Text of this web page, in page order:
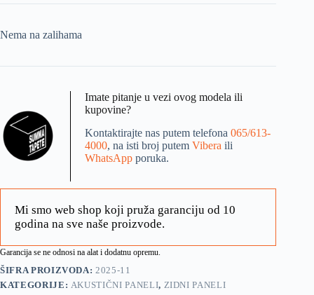
Nema na zalihama
Imate pitanje u vezi ovog modela ili
kupovine?
Kontaktirajte nas putem telefona 065/613-
4000, na isti broj putem Vibera ili
WhatsApp poruka.
Mi smo web shop koji pruža garanciju od 10
godina na sve naše proizvode.
Garancija se ne odnosi na alat i dodatnu opremu.
ŠIFRA PROIZVODA: 2025-11
KATEGORIJE: AKUSTIČNI PANELI, ZIDNI PANELI